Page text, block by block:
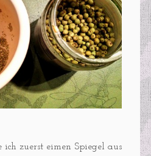
ich zuerst eimen Spiegel aus